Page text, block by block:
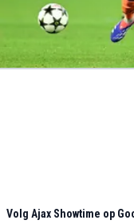
Volg Ajax Showtime op